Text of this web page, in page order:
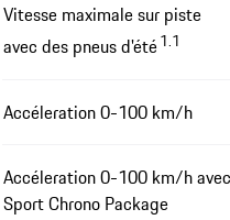
Vitesse maximale sur piste
avec des pneus d'été1.1
Accéleration 0-100 km/h
Accéleration 0-100 km/h avec
Sport Chrono Package